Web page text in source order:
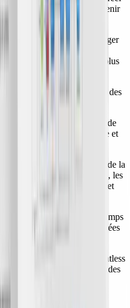
Il devient difficile d'obtenir
vos vulnérabilités.
vous permet de gérer, protéger
seul endroit. Ainsi, avec un
bâtir des security controls plus
bénéficiez immédiatement des
obtenez une vue complète de
AWS, GCP, Azure et
conservez de la
les machines virtuelles, les
les bases de données et
identifiez en temps
secrets, malwares et données
utilisez une visibilité agentless
en tirant parti des API des
ce qui vous évite la